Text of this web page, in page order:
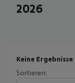
2026
Keine Ergebnisse
Sortieren: